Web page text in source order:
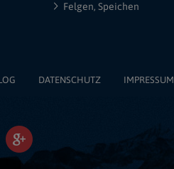
Felgen, Speichen
DATENSCHUTZ IMPRESSUM